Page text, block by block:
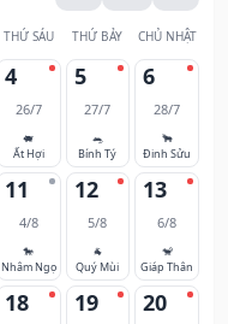
THỨ SÁU THỨ BẢY CHỦ NHẬT
4
26/7
🐖
Ất Hợi
5
27/7
🐀
Bính Tý
6
28/7
🐂
Đinh Sửu
11
4/8
🐎
Nhâm Ngọ
12
5/8
🐐
Quý Mùi
13
6/8
🐒
Giáp Thân
18 19 20